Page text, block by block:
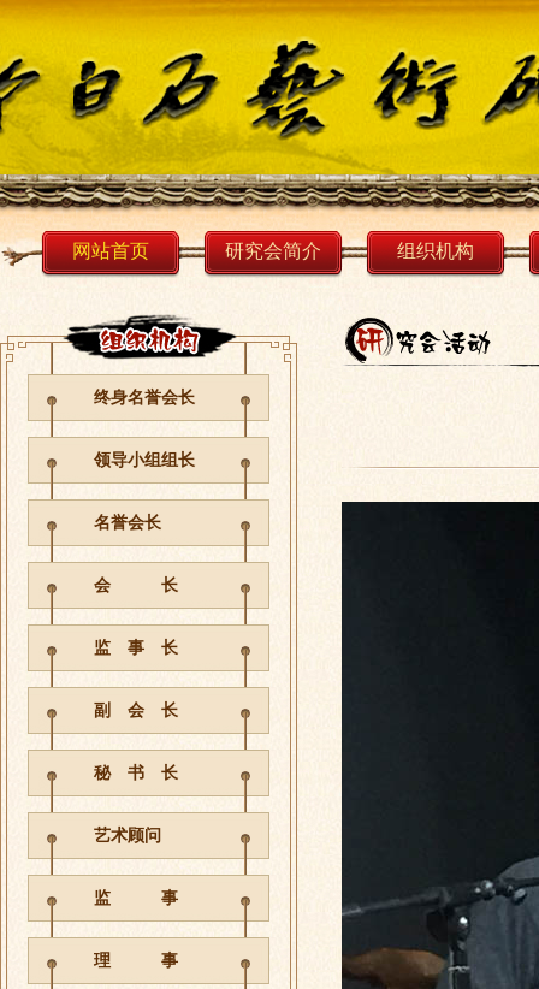
网站首页 研究会简介 组织机构
终身名誉会长
领导小组组长
名誉会长
会 长
监 事 长
副 会 长
秘 书 长
艺术顾问
监 事
理 事